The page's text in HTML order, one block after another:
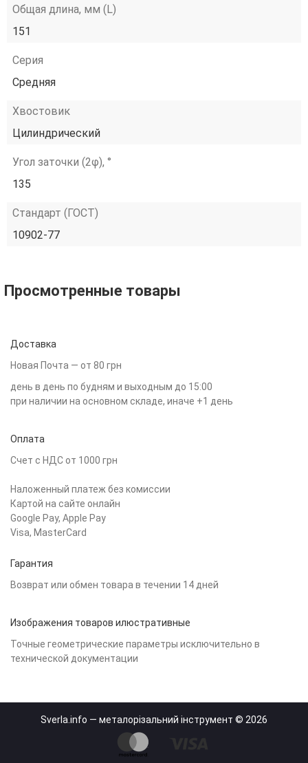
Общая длина, мм (L)
151
Серия
Средняя
Хвостовик
Цилиндрический
Угол заточки (2φ), °
135
Стандарт (ГОСТ)
10902-77
Просмотренные товары
Доставка
Новая Почта — от 80 грн
день в день по будням и выходным до 15:00
при наличии на основном складе, иначе +1 день
Оплата
Счет с НДС от 1000 грн
Наложенный платеж без комиссии
Картой на сайте онлайн
Google Pay, Apple Pay
Visa, MasterCard
Гарантия
Возврат или обмен товара в течении 14 дней
Изображения товаров илюстративные
Точные геометрические параметры исключительно в
технической документации
Sverla.info — металорізальний інструмент © 2026